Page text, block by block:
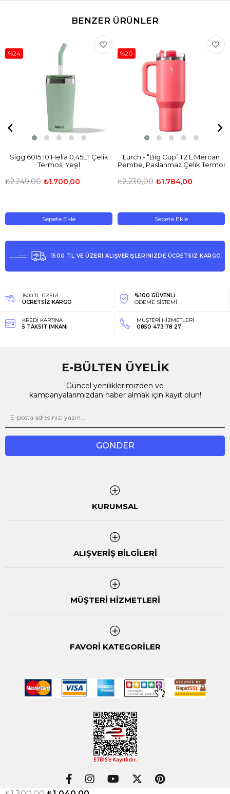
BENZER ÜRÜNLER
Sigg 6015.10 Helia 0,45LT Çelik
Termos, Yeşil
₺1.700,00
₺2.249,00
Sepete Ekle
%24
Lurch - “Big Cup” 1.2 L Mercan
Pembe, Paslanmaz Çelik Termos -
- 240876
₺1.784,00
₺2.230,00
Sepete Ekle
%20
1500 TL VE ÜZERİ ALIŞVERİŞLERİNİZDE ÜCRETSİZ KARGO
1500 TL ÜZERİ
ÜCRETSİZ KARGO
%100 GÜVENLİ
ÖDEME SİSTEMİ
KREDİ KARTINA
5 TAKSİT İMKANI
MÜŞTERİ HİZMETLERİ
0850 473 78 27
E-BÜLTEN ÜYELİK
Güncel yeniliklerimizden ve
kampanyalarımızdan haber almak için kayıt olun!
GÖNDER
KURUMSAL
ALIŞVERİŞ BİLGİLERİ
MÜŞTERİ HİZMETLERİ
FAVORİ KATEGORİLER